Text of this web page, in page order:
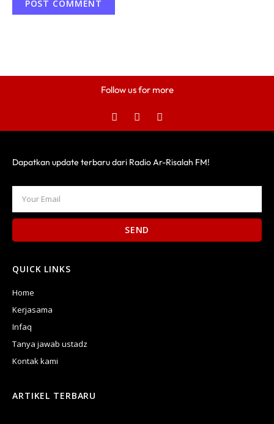
Follow us for more
ARTIKEL TERBARU
QUICK LINKS
Home
Kerjasama
Infaq
Tanya jawab ustadz
Kontak kami
Dapatkan update terbaru dari Radio Ar-Risalah FM!
SEND